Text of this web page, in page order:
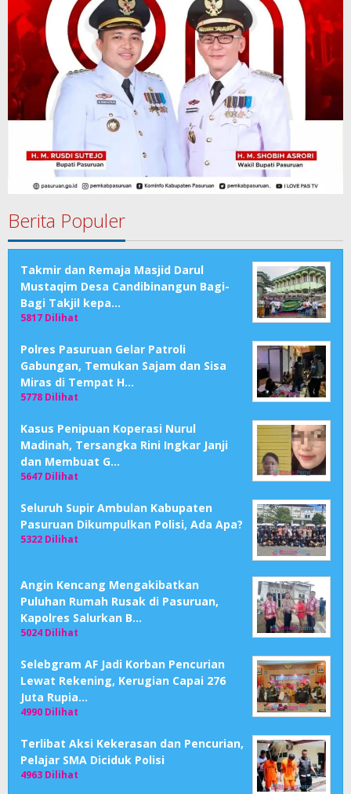
Berita Populer
Takmir dan Remaja Masjid Darul
Mustaqim Desa Candibinangun Bagi-
Bagi Takjil kepa…
5817 Dilihat
Polres Pasuruan Gelar Patroli
Gabungan, Temukan Sajam dan Sisa
Miras di Tempat H…
5778 Dilihat
Kasus Penipuan Koperasi Nurul
Madinah, Tersangka Rini Ingkar Janji
dan Membuat G…
5647 Dilihat
Seluruh Supir Ambulan Kabupaten
Pasuruan Dikumpulkan Polisi, Ada Apa?
5322 Dilihat
Angin Kencang Mengakibatkan
Puluhan Rumah Rusak di Pasuruan,
Kapolres Salurkan B…
5024 Dilihat
Selebgram AF Jadi Korban Pencurian
Lewat Rekening, Kerugian Capai 276
Juta Rupia…
4990 Dilihat
Terlibat Aksi Kekerasan dan Pencurian,
Pelajar SMA Diciduk Polisi
4963 Dilihat